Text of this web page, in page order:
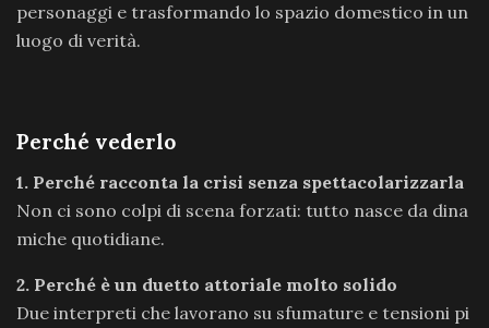
personaggi e trasformando lo spazio domestico in un
luogo di verità.
Perché vederlo
1. Perché racconta la crisi senza spettacolarizzarla
Non ci sono colpi di scena forzati: tutto nasce da dina
miche quotidiane.
2. Perché è un duetto attoriale molto solido
Due interpreti che lavorano su sfumature e tensioni pi